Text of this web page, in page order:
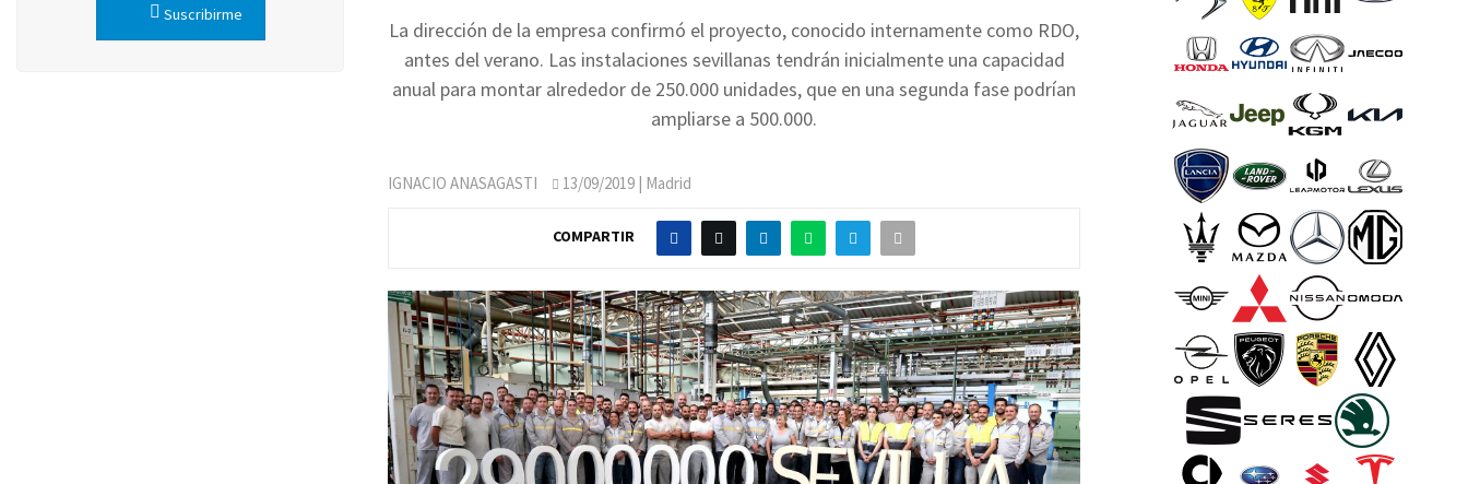
La dirección de la empresa confirmó el proyecto, conocido internamente como RDO,
antes del verano. Las instalaciones sevillanas tendrán inicialmente una capacidad
anual para montar alrededor de 250.000 unidades, que en una segunda fase podrían
ampliarse a 500.000.
IGNACIO ANASAGASTI 13/09/2019 | Madrid
COMPARTIR
Suscribirme